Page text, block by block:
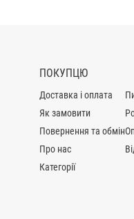
ПОКУПЦЮ
Доставка і оплата
Як замовити
Повернення та обмін
Про нас
Категорії